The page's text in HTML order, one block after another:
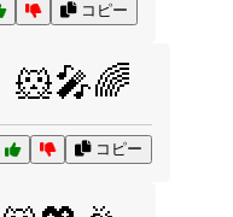
コピー
🐹🎤🌈
コピー